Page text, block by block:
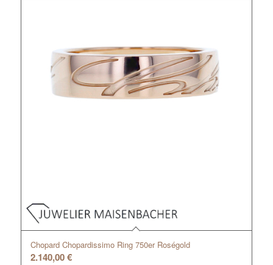
Chopard Chopardissimo Ring 750er Roségold
2.140,00€